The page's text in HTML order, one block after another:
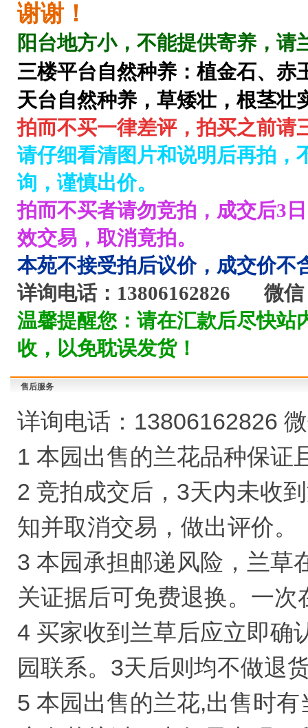
谢谢！
阳台地方小，不能提供寄养，请
三楼平台自然种养：植金石、赤
天台自然种养，草矮壮，根茎壮
拍而不买一律差评，拍买之前请
请仔细看清图片和说明后再拍，
询， 谨慎出价。
拍而不买者请勿竞拍，成交后3
效交易，取消竟拍。
本苑不接受拍后议价，成交价不
详询电话：13806162826 微信
温馨提醒您：请在汇款后尽快站
收， 以免耽误发货！
售后服务
详询电话：13806162826
1 本园出售的兰花品种保证
2 竞拍成交后，3天内未收
知并取消交易，做出评价。
3 本园承担邮递风险，兰草
关证据后可免费退换。一
4 买家收到兰草后应立即确
园联系。3天后则均不做退
5 本园出售的兰花,出售时